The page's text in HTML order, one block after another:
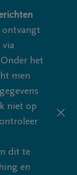
ontvangt
het
men
niet op
dit te
en